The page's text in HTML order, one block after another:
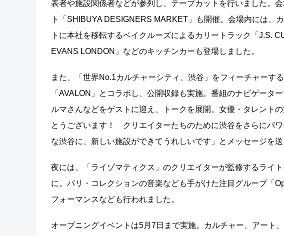
表者や施設関係者などが参列し、テープカットを行いました。
ト「SHIBUYA DESIGNERS MARKET」も開催。会場内には、
トに本社を移転するベイクルーズによるカリートラック「J.S.
EVANS LONDON」などのキッチンカーも登場しました。
また、「世界No.1カルチャーシティ、渋谷」をフィーチャーす
「AVALON」とコラボし、公開収録も実施。番組のナビゲータ
ルマさんなどをゲストに迎え、トークを展開。女優・タレント
とうございます！ クリエイターたちのために渋谷をさらにパ
な渋谷に、新しい施設ができてうれしいです」とメッセージを送
夜には、「ライゾマティクス」のクリエイターが監修するライ
に。パリ・コレクションの音楽なども手がけた注目グループ「
フォーマンスなども行われました。
オープニングイベントは5月7日まで実施。カルチャー、アート